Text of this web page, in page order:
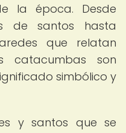
la época. Desde
de santos hasta
que relatan
catacumbas son
simbólico y
y santos que se